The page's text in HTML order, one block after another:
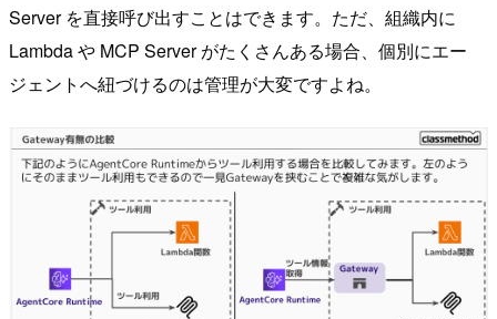
Server を直接呼び出すことはできます。ただ、組織内に
Lambda や MCP Server がたくさんある場合、個別にエー
ジェントへ紐づけるのは管理が大変ですよね。